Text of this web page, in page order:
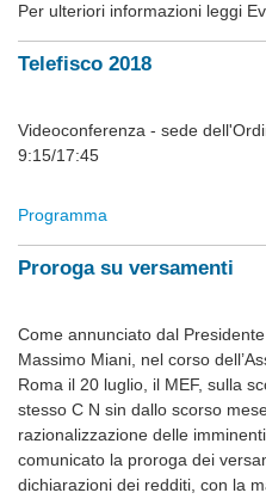
Per ulteriori informazioni leggi
Telefisco 2018
Videoconferenza - sede
9:15/17:45
Programma
Proroga su versamenti
Come annunciato dal
Massimo Miani, nel corso
Roma il 20 luglio, il MEF, sulla
stesso C N sin dallo scorso
razionalizzazione delle
comunicato la proroga dei
dichiarazioni dei redditi, con la